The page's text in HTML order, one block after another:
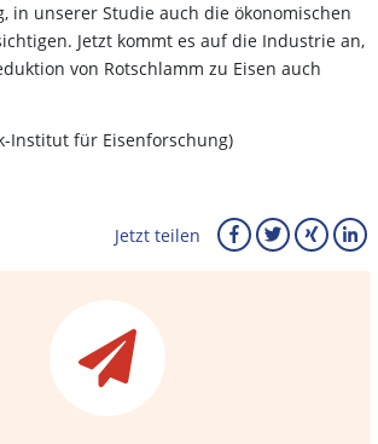
in unserer Studie auch die ökonomischen
Jetzt kommt es auf die Industrie an,
von Rotschlamm zu Eisen auch
Institut für Eisenforschung)
Jetzt teilen